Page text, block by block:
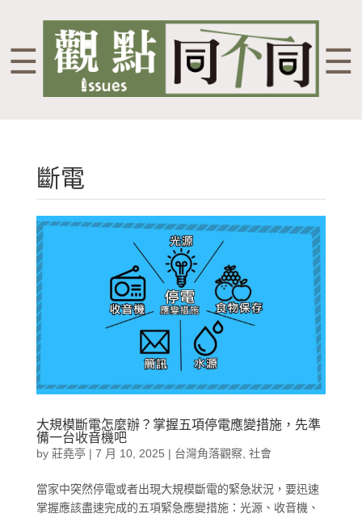
☰ ☰
斷電
大規模斷電怎麼辦？掌握五項停電應變措施，先準
備一台收音機吧
by 莊堯亭| 7 月 10, 2025 | 台灣角落觀察 社會
當家中突然停電或者出現大規模斷電的緊急狀況，要迅速
掌握應該盡速完成的五項緊急應變措施：光源、收音機、